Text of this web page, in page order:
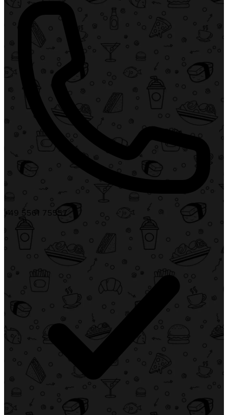
+49 5561 75557